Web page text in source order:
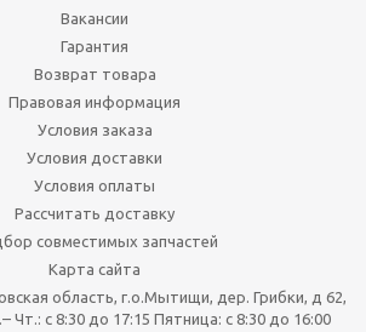
Вакансии
Гарантия
Возврат товара
Правовая информация
Условия заказа
Условия доставки
Условия оплаты
Рассчитать доставку
совместимых запчастей
Карта сайта
область, г.о.Мытищи, дер. Грибки, д 62,
с 8:30 до 17:15 Пятница: c 8:30 до 16:00